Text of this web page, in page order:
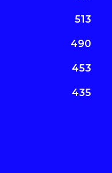
513
490
453
435